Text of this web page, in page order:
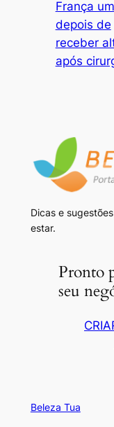
França
depois de
receber
após
Dicas e
estar.
Pronto
seu
Beleza Tua